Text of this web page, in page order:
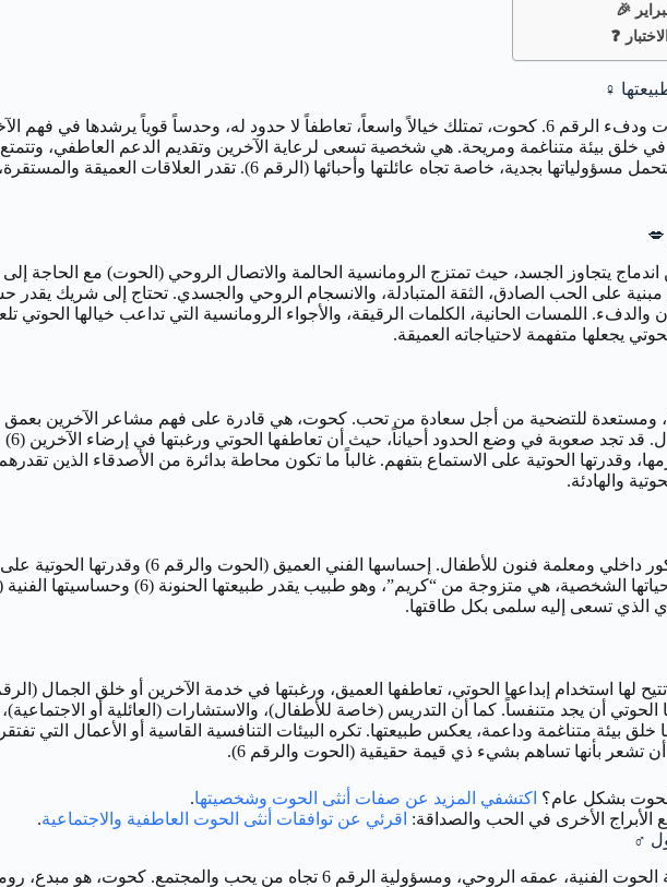
♀️
في خلق بيئة متناغمة ومريحة. هي شخصية تسعى لرعاية الآخرين وتقديم الدعم العاطفي،
💋
اللمسات الحانية، الكلمات الرقيقة، والأجواء الرومانسية التي تداعب خيالها الحوتي
يجعلها متفهمة لاحتياجاته العميقة.
وقدرتها الحوتية على الاستماع بتفهم. غالباً ما تكون محاطة بدائرة من الأصدقاء الذين
والهادئة.
“سلمى”، المولودة في 24 فبراير، مصممة ديكور
وملهمة (6/الزهرة)، يجعلان عملها مميزاً. في
الذي تسعى إليه سلمى بكل طاقتها.
الحوتي أن يجد متنفساً. كما أن التدريس (خاصة للأطفال)، والاستشارات (العائلية أو
بيئة متناغمة وداعمة، يعكس طبيعتها. تكره البيئات التنافسية القاسية أو الأعمال التي تفتقر
تشعر بأنها تساهم بشيء ذي قيمة حقيقية (الحوت والرقم 6).
بشكل عام؟ اكتشفي المزيد عن صفات أنثى الحوت وشخصيتها.
الأخرى في الحب والصداقة: اقرئي عن توافقات أنثى الحوت العاطفية والاجتماعية.
♂️
رجل 24 فبراير هو شخصية تجمع بين حساسية الحوت الفنية، عمقه الروحي،